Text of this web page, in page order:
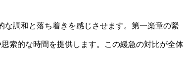
調和と落ち着きを感じさせます。第一楽章の緊
索的な時間を提供します。この緩急の対比が全体